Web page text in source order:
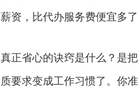
薪资，比代办服务费便宜多了
真正省心的诀窍是什么？是
质要求变成工作习惯了。你